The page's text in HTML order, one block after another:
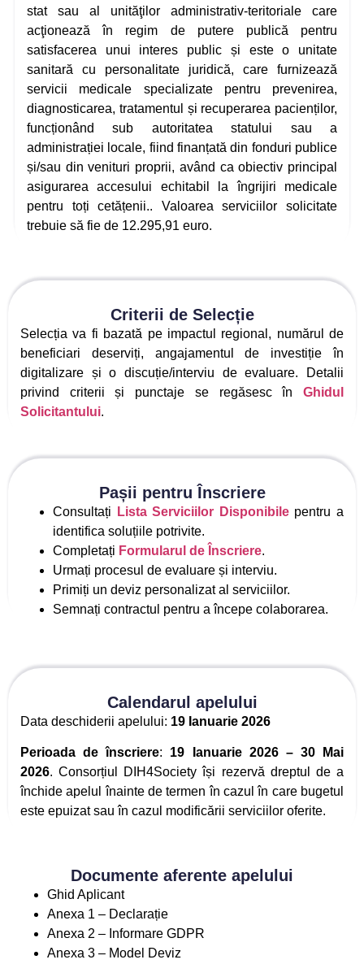
stat sau al unităţilor administrativ-teritoriale care
acţionează în regim de putere publică pentru
satisfacerea unui interes public și este o unitate
sanitară cu personalitate juridică, care furnizează
servicii medicale specializate pentru prevenirea,
diagnosticarea, tratamentul și recuperarea pacienților,
funcționând sub autoritatea statului sau a
administrației locale, fiind finanțată din fonduri publice
și/sau din venituri proprii, având ca obiectiv principal
asigurarea accesului echitabil la îngrijiri medicale
pentru toți cetățenii.. Valoarea serviciilor solicitate
trebuie să fie de 12.295,91 euro.
Criterii de Selecție
Selecția va fi bazată pe impactul regional, numărul de
beneficiari deserviți, angajamentul de investiție în
digitalizare și o discuție/interviu de evaluare. Detalii
privind criterii și punctaje se regăsesc în Ghidul
Solicitantului.
Pașii pentru Înscriere
Consultați Lista Serviciilor Disponibilepentru a
identifica soluțiile potrivite.
Completați Formularul de Înscriere.
Urmați procesul de evaluare și interviu.
Primiți un deviz personalizat al serviciilor.
Semnați contractul pentru a începe colaborarea.
Calendarul apelului
Data deschiderii apelului: 19 Ianuarie 2026
Perioada de înscriere: 19 Ianuarie 2026 – 30 Mai
2026. Consorțiul DIH4Society își rezervă dreptul de a
închide apelul înainte de termen în cazul în care bugetul
este epuizat sau în cazul modificării serviciilor oferite.
Documente aferente apelului
Ghid Aplicant
Anexa 1 – Declarație
Anexa 2 – Informare GDPR
Anexa 3 – Model Deviz